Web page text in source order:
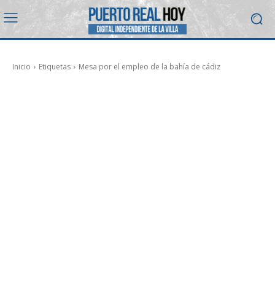
Inicio Etiquetas Mesa por el empleo de la bahía de cádiz